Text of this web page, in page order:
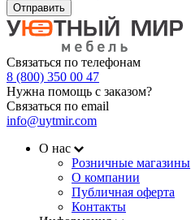
Отправить
Связаться по телефонам
8 (800) 350 00 47
Нужна помощь с заказом?
Связаться по email
info@uytmir.com
О нас
Розничные магазины
О компании
Публичная оферта
Контакты